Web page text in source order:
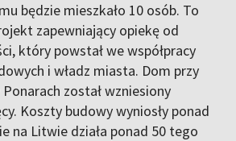
będzie mieszkało 10 osób. To
zapewniający opiekę od
który powstał we współpracy
i władz miasta. Dom przy
został wzniesiony
Koszty budowy wyniosły ponad
na Litwie działa ponad 50 tego